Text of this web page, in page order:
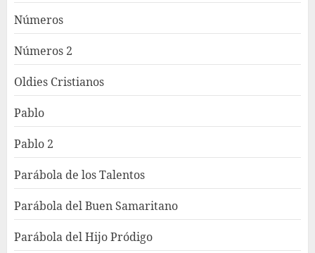
Números
Números 2
Oldies Cristianos
Pablo
Pablo 2
Parábola de los Talentos
Parábola del Buen Samaritano
Parábola del Hijo Pródigo